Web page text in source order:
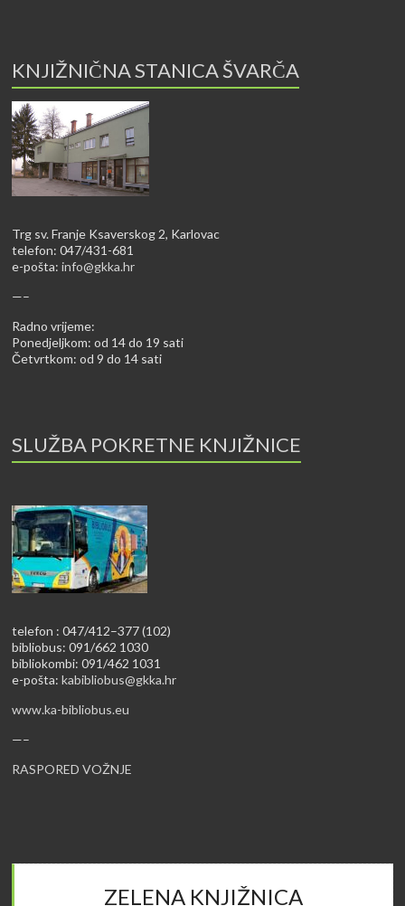
KNJIŽNIČNA STANICA ŠVARČA
Trg sv. Franje Ksaverskog 2, Karlovac
telefon: 047/431-681
e-pošta:info@gkka.hr
—–
Radno vrijeme:
Ponedjeljkom: od 14 do 19 sati
Četvrtkom: od 9 do 14 sati
SLUŽBA POKRETNE KNJIŽNICE
telefon : 047/412–377 (102)
bibliobus: 091/662 1030
bibliokombi: 091/462 1031
e-pošta:kabibliobus@gkka.hr
www.ka-bibliobus.eu
—–
RASPORED VOŽNJE
ZELENA KNJIŽNICA